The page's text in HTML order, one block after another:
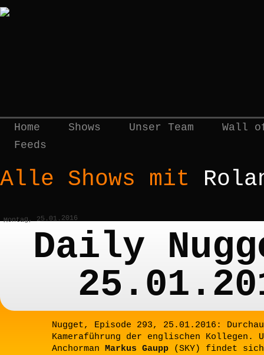
Home Shows Unser Team
Wall
Feeds
Alle Shows mit
Montag, 25.01.2016
Daily
Nugget, Episode 293, 25.01.2016:
Kameraführung der englischen Kollegen.
Anchorman Markus Gaupp (SKY) findet